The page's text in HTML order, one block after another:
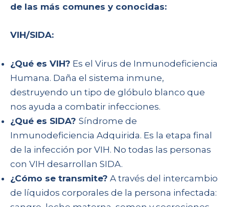
de las más comunes y conocidas:
VIH/SIDA:
¿Qué es VIH? Es el Virus de Inmunodeficiencia
Humana. Daña el sistema inmune,
destruyendo un tipo de glóbulo blanco que
nos ayuda a combatir infecciones.
¿Qué es SIDA? Síndrome de
Inmunodeficiencia Adquirida. Es la etapa final
de la infección por VIH. No todas las personas
con VIH desarrollan SIDA.
¿Cómo se transmite? A través del intercambio
de líquidos corporales de la persona infectada: